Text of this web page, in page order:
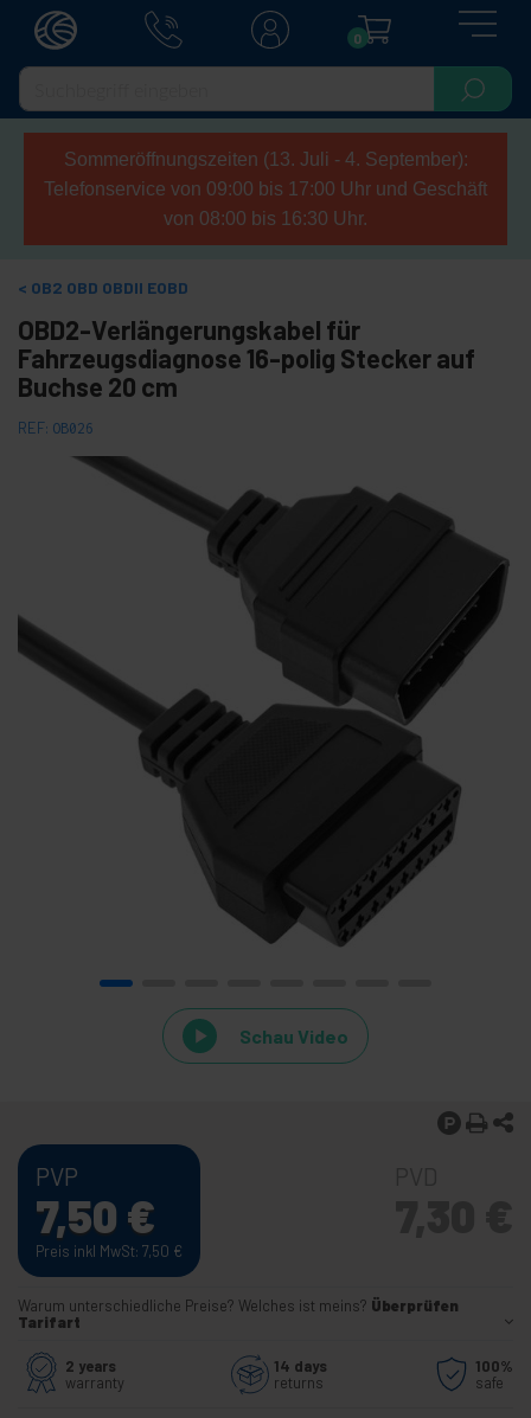
0
Sommeröffnungszeiten (13. Juli - 4. September):
Telefonservice von 09:00 bis 17:00 Uhr und Geschäft
von 08:00 bis 16:30 Uhr.
OB2 OBD OBDII EOBD
OBD2-Verlängerungskabel für
Fahrzeugsdiagnose 16-polig Stecker auf
Buchse 20 cm
REF: OB026
Schau Video
PVP
7,50 €
Preis inkl MwSt: 7,50 €
Warum unterschiedliche Preise? Welches ist meins? Überprüfen
Tarifart
2 years
warranty
14 days
returns
100%
safe